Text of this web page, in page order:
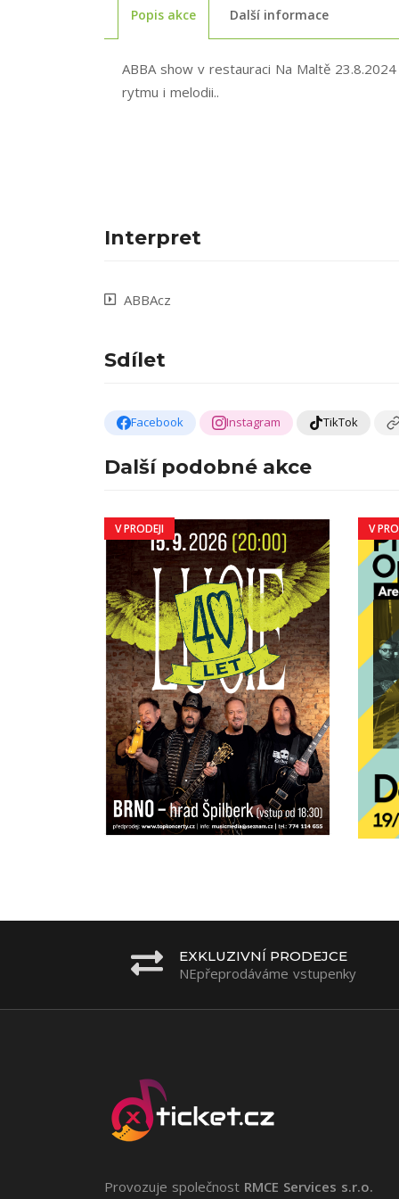
Popis akce Další informace
ABBA show v restauraci Na Maltě
rytmu i melodii..
Interpret
ABBAcz
Sdílet
Facebook Instagram TikTok
Další podobné akce
V PRODEJI V
EXKLUZIVNÍ PRODEJCE
NEpřeprodáváme vstupenky
Provozuje společnost RMCE Services s.r.o.